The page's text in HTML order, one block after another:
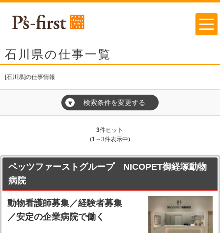
石川県の仕事一覧
[石川県]の仕事情報
▼ 検索条件を変更する
3件ヒット
(1～3件表示中)
ペッツファーストグループ NICOPET御経塚動物
病院
動物看護師募集／経験者募集
／安定の企業病院で働く